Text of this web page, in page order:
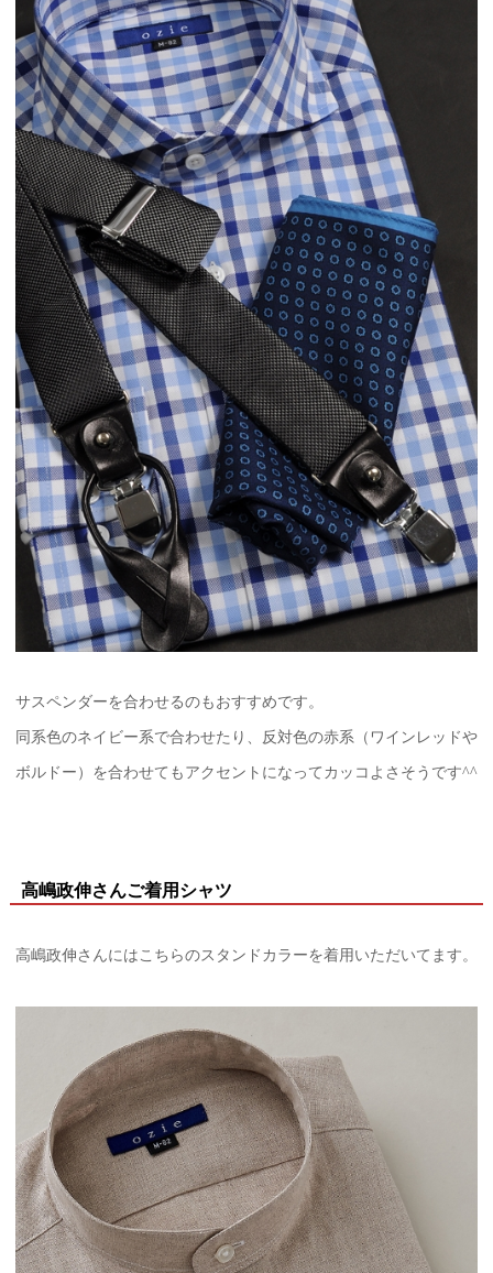
サスペンダーを合わせるのもおすすめです。
同系色のネイビー系で合わせたり、反対色の赤系（ワインレッドや
ボルドー）を合わせてもアクセントになってカッコよさそうです^^
高嶋政伸さんご着用シャツ
高嶋政伸さんにはこちらのスタンドカラーを着用いただいてます。